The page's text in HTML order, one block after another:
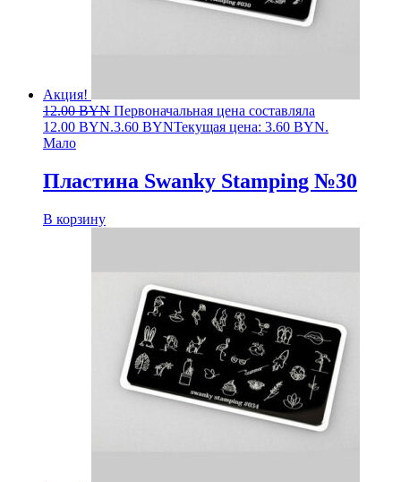
Акция!
12.00BYN Первоначальная цена составляла
12.00 BYN.3.60 BYNТекущая цена: 3.60 BYN.
Мало
Пластина Swanky Stamping №30
В корзину